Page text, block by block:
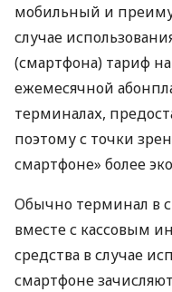
мобильный и
случае
(смартфона) тариф
ежемесячной
терминалах,
поэтому с точки
смартфоне» более
Обычно терминал в
вместе с кассовым
средства в случае
смартфоне